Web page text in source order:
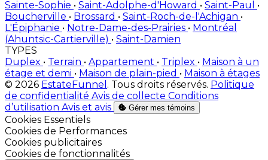
Sainte-Sophie • Saint-Adolphe-d'Howard • Saint-Paul •
Boucherville • Brossard • Saint-Roch-de-l'Achigan •
L'Épiphanie • Notre-Dame-des-Prairies • Montréal
(Ahuntsic-Cartierville) • Saint-Damien
TYPES
Duplex • Terrain • Appartement • Triplex • Maison à un
étage et demi • Maison de plain-pied • Maison à étages
© 2026 EstateFunnel . Tous droits réservés. Politique
de confidentialité Avis de collecte Conditions
d’utilisation Avis et avis Gérer mes témoins
Activer
Cookies Essentiels
Activer
Cookies de Performances
Activer
Cookies publicitaires
Activer
Cookies de fonctionnalités